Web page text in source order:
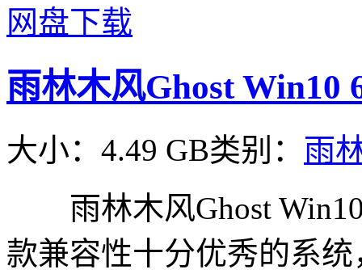
网盘下载
雨林木风Ghost Win10
大小：4.49 GB类别： 雨
雨林木风Ghost Win10
款兼容性十分优秀的系